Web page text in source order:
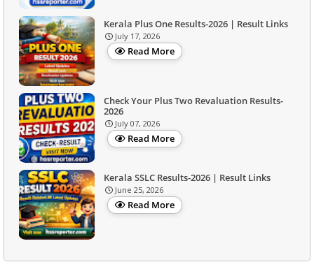
Kerala Plus One Results-2026 | Result Links
July 17, 2026
Read More
Check Your Plus Two Revaluation Results-
2026
July 07, 2026
Read More
Kerala SSLC Results-2026 | Result Links
June 25, 2026
Read More